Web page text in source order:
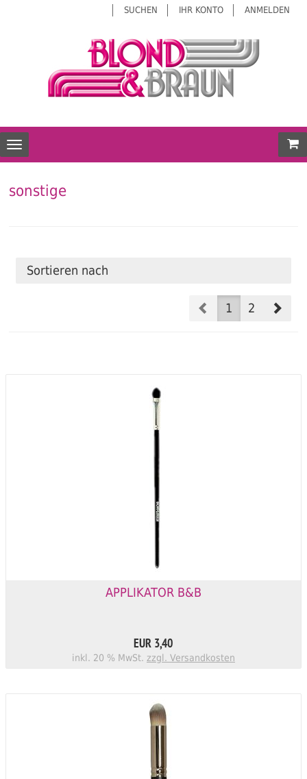
SUCHEN IHR KONTO ANMELDEN
Toggle navigation
sonstige
Sortieren nach
Prev1 2
APPLIKATOR B&B
EUR 3,40
inkl. 20 % MwSt. zzgl. Versandkosten